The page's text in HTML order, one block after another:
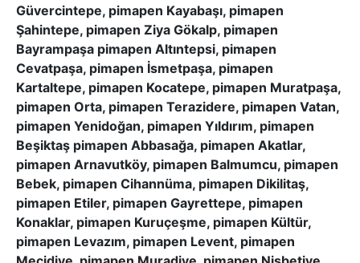
Güvercintepe, pimapen Kayabaşı, pimapen
Şahintepe, pimapen Ziya Gökalp, pimapen
Bayrampaşa pimapen Altıntepsi, pimapen
Cevatpaşa, pimapen İsmetpaşa, pimapen
Kartaltepe, pimapen Kocatepe, pimapen Muratpaşa,
pimapen Orta, pimapen Terazidere, pimapen Vatan,
pimapen Yenidoğan, pimapen Yıldırım, pimapen
Beşiktaş pimapen Abbasağa, pimapen Akatlar,
pimapen Arnavutköy, pimapen Balmumcu, pimapen
Bebek, pimapen Cihannüma, pimapen Dikilitaş,
pimapen Etiler, pimapen Gayrettepe, pimapen
Konaklar, pimapen Kuruçeşme, pimapen Kültür,
pimapen Levazım, pimapen Levent, pimapen